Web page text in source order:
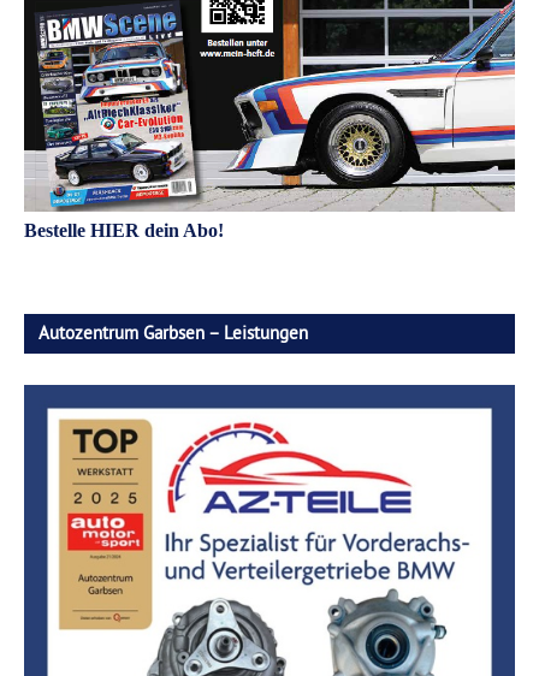
Bestelle HIER dein Abo!
Autozentrum Garbsen – Leistungen